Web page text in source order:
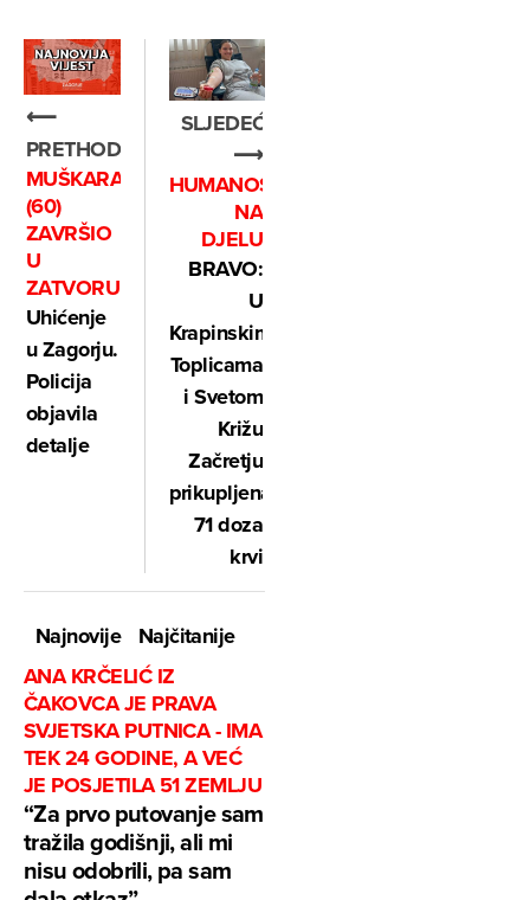
⟵
PRETHODNO
MUŠKARAC
(60)
ZAVRŠIO
U
ZATVORU
Uhićenje
u Zagorju.
Policija
objavila
detalje
SLJEDEĆE
⟶
HUMANOST
NA
DJELU
BRAVO:
U
Krapinskim
Toplicama
i Svetom
Križu
Začretju
prikupljena
71 doza
krvi
Najnovije
Najčitanije
ANA KRČELIĆ IZ
ČAKOVCA JE PRAVA
SVJETSKA PUTNICA - IMA
TEK 24 GODINE, A VEĆ
JE POSJETILA 51 ZEMLJU
“Za prvo putovanje sam
tražila godišnji, ali mi
nisu odobrili, pa sam